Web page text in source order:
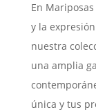
En
y la
nuestra
una amplia
única y tus